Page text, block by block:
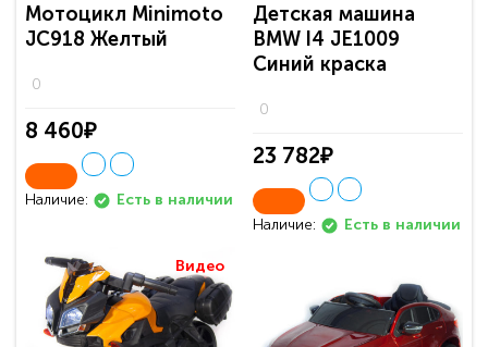
Мотоцикл Minimoto
JC918 Желтый
0
8 460₽
Наличие: Есть в наличии
Детская машина
BMW I4 JE1009
Синий краска
0
23 782₽
Наличие: Есть в наличии
Видео